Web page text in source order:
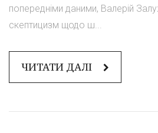
попередніми даними, Валерій
скептицизм щодо ш...
ЧИТАТИ ДАЛІ